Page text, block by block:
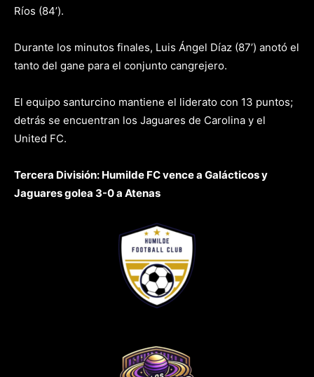
Ríos (84’).
Durante los minutos finales, Luis Ángel Díaz (87’) anotó el
tanto del gane para el conjunto cangrejero.
El equipo santurcino mantiene el liderato con 13 puntos;
detrás se encuentran los Jaguares de Carolina y el
United FC.
Tercera División: Humilde FC vence a Galácticos y
Jaguares golea 3-0 a Atenas